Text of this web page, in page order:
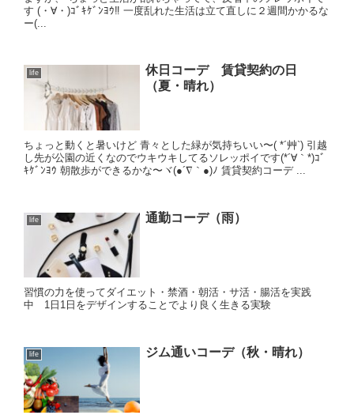
す (・∀・)ｺﾞｷｹﾞﾝﾖｳ‼️ 一度乱れた生活は立て直しに２週間かかるな
ー(...
life
休日コーデ 賃貸契約の日
（夏・晴れ）
ちょっと動くと暑いけど 青々とした緑が気持ちいい〜( *´艸`) 引越
し先が公園の近くなのでウキウキしてるソレッポイです(*´∀｀*)ｺﾞ
ｷｹﾞﾝﾖｳ 朝散歩ができるかな〜ヾ(●´∇｀●)ﾉ 賃貸契約コーデ ...
life 通勤コーデ（雨）
習慣の力を使ってダイエット・禁酒・朝活・サ活・腸活を実践
中 1日1日をデザインすることでより良く生きる実験
life ジム通いコーデ（秋・晴れ）